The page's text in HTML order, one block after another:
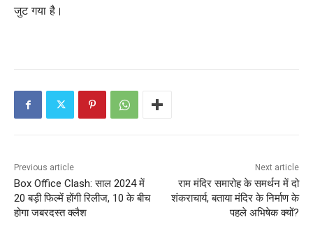
जुट गया है।
Previous article
Box Office Clash: साल 2024 में
20 बड़ी फिल्में होंगी रिलीज, 10 के बीच
होगा जबरदस्त क्लैश
Next article
राम मंदिर समारोह के समर्थन में दो
शंकराचार्य, बताया मंदिर के निर्माण के
पहले अभिषेक क्यों?